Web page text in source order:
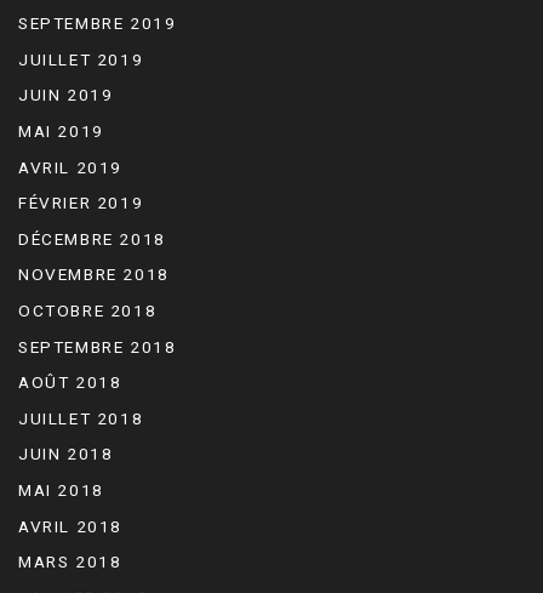
SEPTEMBRE 2019
JUILLET 2019
JUIN 2019
MAI 2019
AVRIL 2019
FÉVRIER 2019
DÉCEMBRE 2018
NOVEMBRE 2018
OCTOBRE 2018
SEPTEMBRE 2018
AOÛT 2018
JUILLET 2018
JUIN 2018
MAI 2018
AVRIL 2018
MARS 2018